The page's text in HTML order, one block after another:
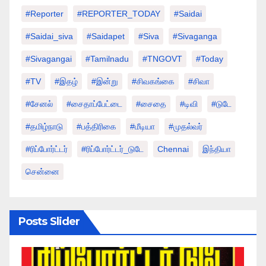
#Reporter #REPORTER_TODAY #saidai
#saidai_siva #saidapet #Siva #Sivaganga
#sivagangai #tamilnadu #TNGOVT #today
#TV #இதழ் #இன்று #சிவகங்கை #சிவா
#சேனல் #சைதாப்பேட்டை #சைதை #டிவி #டுடே
#தமிழ்நாடு #பத்திரிகை #மீடியா #முதல்வர்
#ரிப்போர்ட்டர் #ரிப்போர்ட்டர்_டுடே Chennai இந்தியா
சென்னை
Posts Slider